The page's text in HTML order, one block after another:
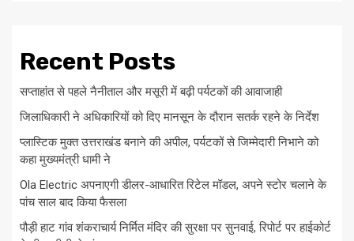
Recent Posts
सप्ताहांत से पहले नैनीताल और मसूरी में बढ़ी पर्यटकों की आवाजाही
जिलाधिकारी ने अधिकारियों को दिए मानसून के दौरान सतर्क रहने के निर्देश
प्लास्टिक मुक्त उत्तराखंड बनाने की अपील, पर्यटकों से जिम्मेदारी निभाने को
कहा मुख्यमंत्री धामी ने
Ola Electric अपनाएगी डीलर-आधारित रिटेल मॉडल, अपने स्टोर चलाने के
पांच साल बाद किया फैसला
पौड़ी हाट गांव शंकराचार्य निर्मित मंदिर की सुरक्षा पर सुनवाई, रिपोर्ट पर हाईकोर्ट